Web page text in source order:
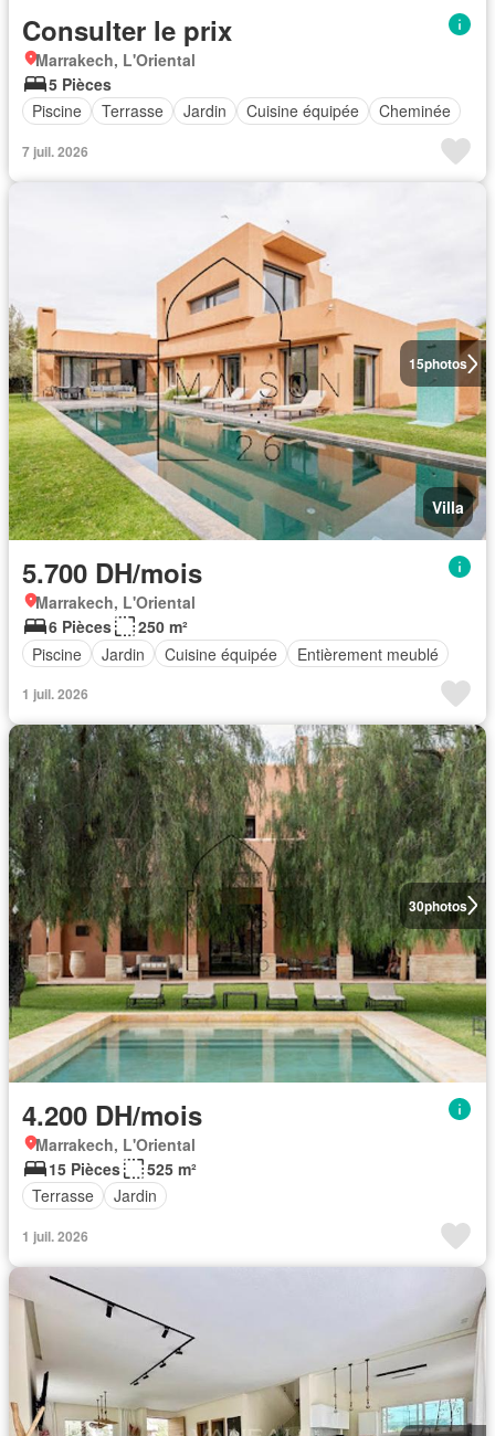
Consulter le prix
Marrakech, L'Oriental
5 Pièces
Piscine
Terrasse Jardin Cuisine équipée Cheminée
7 juil. 2026
15photos
Villa
5.700 DH/mois
Marrakech, L'Oriental
6 Pièces
250 m²
Piscine
Jardin Cuisine équipée Entièrement meublé
1 juil. 2026
30photos
4.200 DH/mois
Marrakech, L'Oriental
15 Pièces
525 m²
Terrasse
Jardin
1 juil. 2026